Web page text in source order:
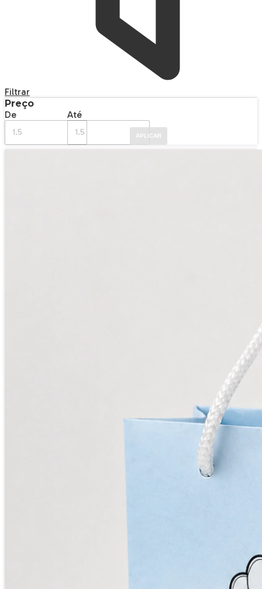
Filtrar
Preço
De
Até
APLICAR